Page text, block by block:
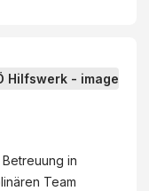
in
Team